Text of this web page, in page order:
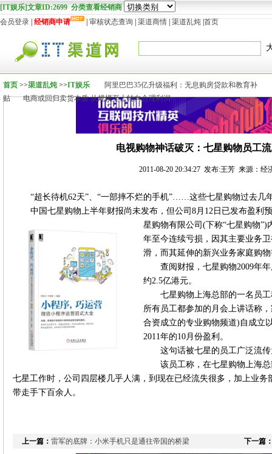
[IT娱乐]文章ID:2699 分类查看经销商
会员登录 经销商申请 审核状态查询 渠道商情 渠道乱炖 首页
首页 >>渠道乱炖>>IT娱乐
阿里巴巴35亿升级福利：无息购房贷款和教育补
贴
电商或回归卖货本质 从规模至上转向合理利润
电视购物神话破灭：七星购物员工
2011-08-20 20:34:27 发布:王芳 来源：经
“超长待机62天”、“一部摔不烂的手机”……这些七星购物过去几
中国七星购物上半年财报尚未发布，但公司8月12日已发布盈利
星购物有限公司(下称“七星购物”)
年至今连续亏损，因其主要业务
滑，而其延伸的新兴业务家庭购
查阅财报，七星购物2009年
约2.5亿港元。
七星购物上海总部的一名员
所有员工都参加的月会上讲话称
合资成立的专业购物频道)自成立
2011年的10月份盈利。
这句话被七星的员工广泛流
该员工称，在七星购物上海
七星工作时，公司四层楼几乎人满，到现在已经流失很多，加上业
带走手下百余人。
上一篇： 雷军的底牌：小米手机只是通往帝国的桥梁 下一篇